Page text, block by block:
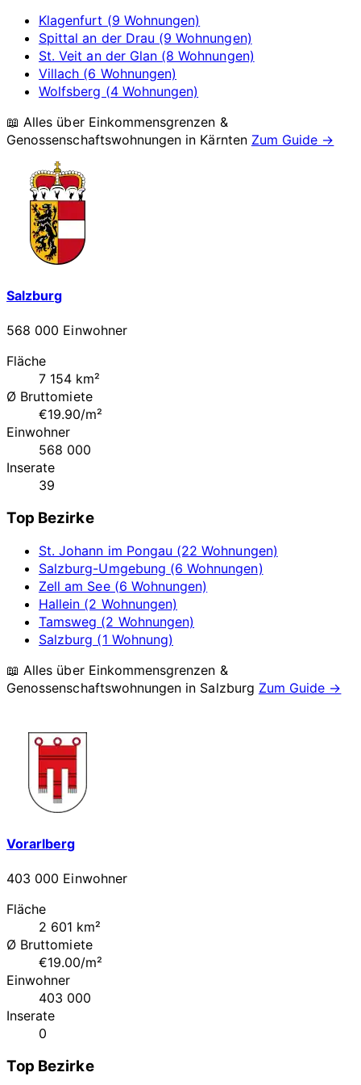
Klagenfurt (9 Wohnungen)
Spittal an der Drau (9 Wohnungen)
St. Veit an der Glan (8 Wohnungen)
Villach (6 Wohnungen)
Wolfsberg (4 Wohnungen)
📖 Alles über Einkommensgrenzen &
Genossenschaftswohnungen in Kärnten Zum Guide →
Salzburg
568 000 Einwohner
Fläche
7 154 km²
Ø Bruttomiete
€19.90/m²
Einwohner
568 000
Inserate
39
Top Bezirke
St. Johann im Pongau (22 Wohnungen)
Salzburg-Umgebung (6 Wohnungen)
Zell am See (6 Wohnungen)
Hallein (2 Wohnungen)
Tamsweg (2 Wohnungen)
Salzburg (1 Wohnung)
📖 Alles über Einkommensgrenzen &
Genossenschaftswohnungen in Salzburg Zum Guide →
Vorarlberg
403 000 Einwohner
Fläche
2 601 km²
Ø Bruttomiete
€19.00/m²
Einwohner
403 000
Inserate
0
Top Bezirke